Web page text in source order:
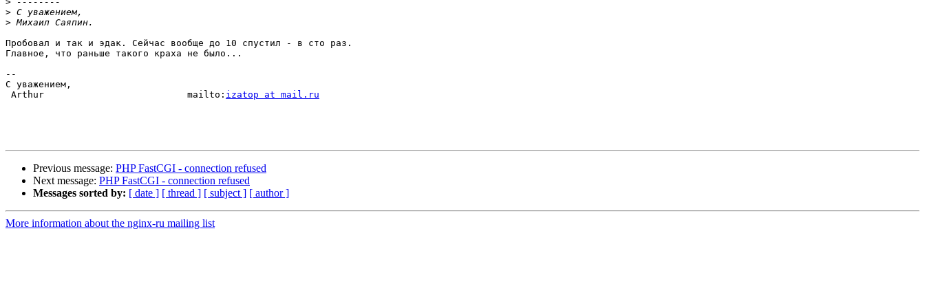
>
>
Пробовал и так и эдак. Сейчас вообще до 10 спустил - в сто раз.
Главное, что раньше такого краха не было...
--
С уважением,
Arthur                          mailto: izatop at mail.ru
Previous message: PHP FastCGI - connection refused
Next message: PHP FastCGI - connection refused
Messages sorted by: [ date ] [ thread ] [ subject ] [ author ]
More information about the nginx-ru mailing list